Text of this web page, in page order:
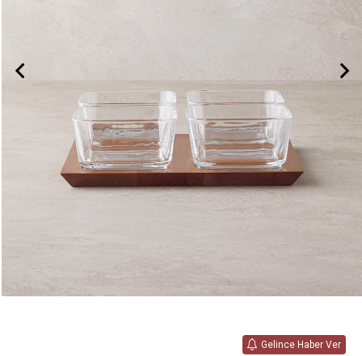
Gelince Haber Ver